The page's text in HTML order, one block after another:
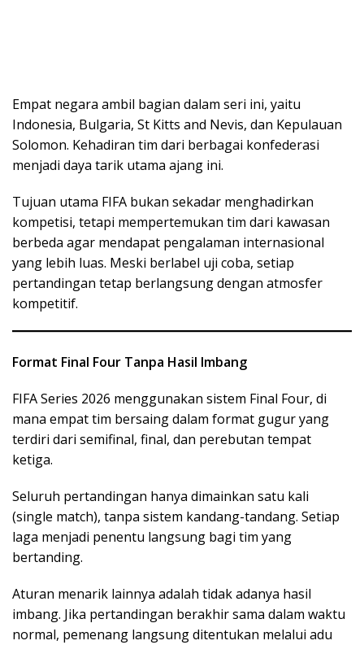
Empat negara ambil bagian dalam seri ini, yaitu
Indonesia, Bulgaria, St Kitts and Nevis, dan Kepulauan
Solomon. Kehadiran tim dari berbagai konfederasi
menjadi daya tarik utama ajang ini.
Tujuan utama FIFA bukan sekadar menghadirkan
kompetisi, tetapi mempertemukan tim dari kawasan
berbeda agar mendapat pengalaman internasional
yang lebih luas. Meski berlabel uji coba, setiap
pertandingan tetap berlangsung dengan atmosfer
kompetitif.
Format Final Four Tanpa Hasil Imbang
FIFA Series 2026 menggunakan sistem Final Four, di
mana empat tim bersaing dalam format gugur yang
terdiri dari semifinal, final, dan perebutan tempat
ketiga.
Seluruh pertandingan hanya dimainkan satu kali
(single match), tanpa sistem kandang-tandang. Setiap
laga menjadi penentu langsung bagi tim yang
bertanding.
Aturan menarik lainnya adalah tidak adanya hasil
imbang. Jika pertandingan berakhir sama dalam waktu
normal, pemenang langsung ditentukan melalui adu